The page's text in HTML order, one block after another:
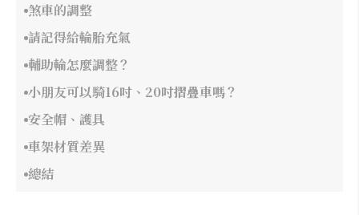
煞車的調整
請記得給輪胎充氣
輔助輪怎麼調整？
小朋友可以騎16吋、20吋摺疊車嗎？
安全帽、護具
車架材質差異
總結